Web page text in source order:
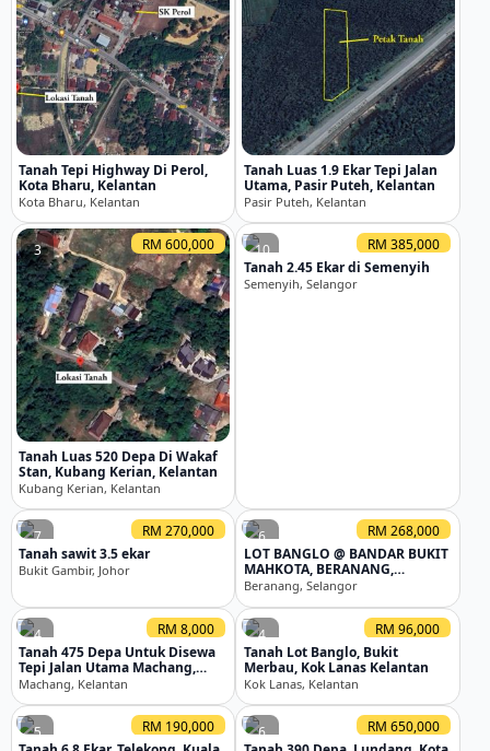
Tanah Tepi Highway Di Perol,
Kota Bharu, Kelantan
Kota Bharu, Kelantan
Tanah Luas 1.9 Ekar Tepi Jalan
Utama, Pasir Puteh, Kelantan
Pasir Puteh, Kelantan
3 RM 600,000
Tanah Luas 520 Depa Di Wakaf
Stan, Kubang Kerian, Kelantan
Kubang Kerian, Kelantan
10
RM 385,000
Tanah 2.45 Ekar di Semenyih
Semenyih, Selangor
7
RM 270,000
Tanah sawit 3.5 ekar
Bukit Gambir, Johor
6
RM 268,000
LOT BANGLO @ BANDAR BUKIT
MAHKOTA, BERANANG,
SELANGOR 💥 6,000SQFT 💥
Beranang, Selangor
4
RM 8,000
Tanah 475 Depa Untuk Disewa
Tepi Jalan Utama Machang,
Kelantan
Machang, Kelantan
4
RM 96,000
Tanah Lot Banglo, Bukit
Merbau, Kok Lanas Kelantan
Kok Lanas, Kelantan
5
RM 190,000
6
RM 650,000